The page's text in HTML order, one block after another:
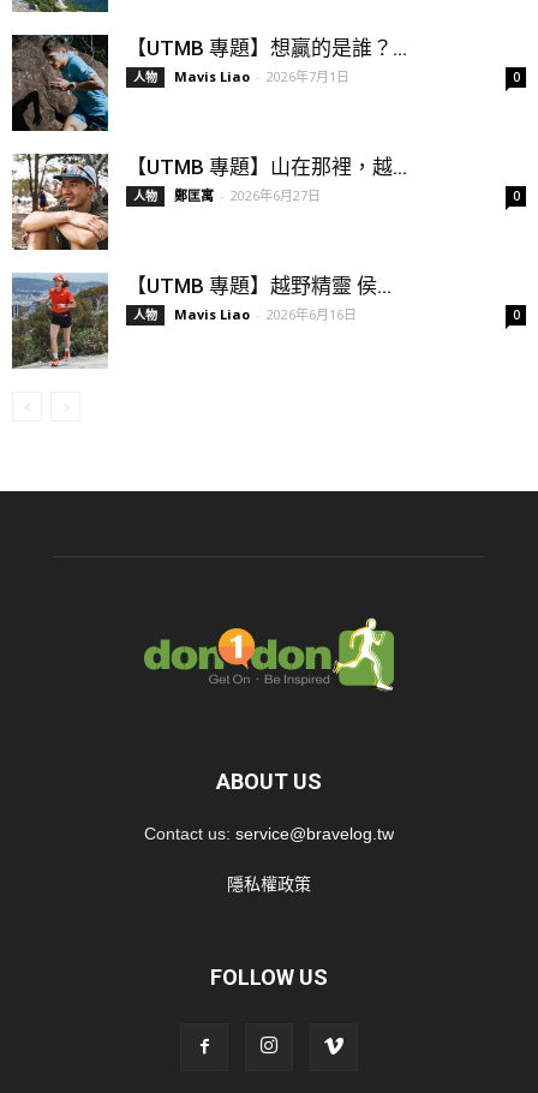
【UTMB 專題】想贏的是誰？...
人物 Mavis Liao - 2026年7月1日 0
【UTMB 專題】山在那裡，越...
人物 鄭匡寓 - 2026年6月27日 0
【UTMB 專題】越野精靈 侯...
人物 Mavis Liao - 2026年6月16日 0
ABOUT US
Contact us: service@bravelog.tw
隱私權政策
FOLLOW US